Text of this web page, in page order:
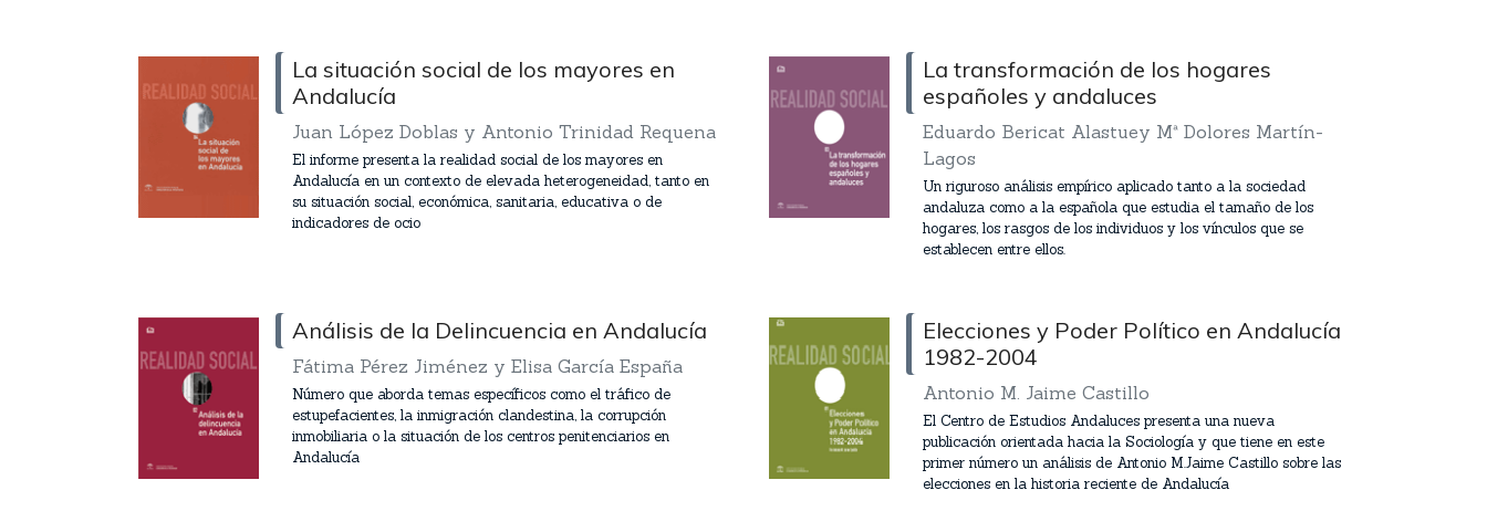
La situación social de los mayores en
Andalucía
Juan López Doblas y Antonio Trinidad Requena
El informe presenta la realidad social de los mayores en
Andalucía en un contexto de elevada heterogeneidad, tanto en
su situación social, económica, sanitaria, educativa o de
indicadores de ocio
La transformación de los hogares
españoles y andaluces
Eduardo Bericat Alastuey Mª Dolores Martín-
Lagos
Un riguroso análisis empírico aplicado tanto a la sociedad
andaluza como a la española que estudia el tamaño de los
hogares, los rasgos de los individuos y los vínculos que se
establecen entre ellos.
Análisis de la Delincuencia en Andalucía
Fátima Pérez Jiménez y Elisa García España
Número que aborda temas específicos como el tráfico de
estupefacientes, la inmigración clandestina, la corrupción
inmobiliaria o la situación de los centros penitenciarios en
Andalucía
Elecciones y Poder Político en Andalucía
1982-2004
Antonio M. Jaime Castillo
El Centro de Estudios Andaluces presenta una nueva
publicación orientada hacia la Sociología y que tiene en este
primer número un análisis de Antonio M.Jaime Castillo sobre las
elecciones en la historia reciente de Andalucía